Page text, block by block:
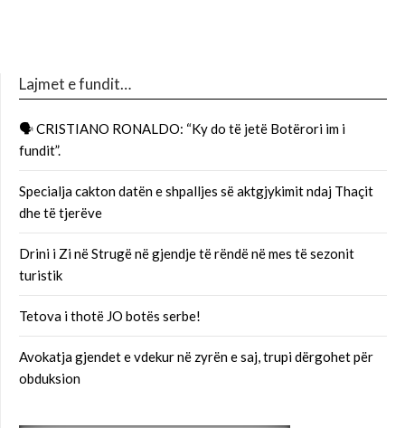
Lajmet e fundit…
🗣 CRISTIANO RONALDO: “Ky do të jetë Botërori im i
fundit”.
Specialja cakton datën e shpalljes së aktgjykimit ndaj Thaçit
dhe të tjerëve
Drini i Zi në Strugë në gjendje të rëndë në mes të sezonit
turistik
Tetova i thotë JO botës serbe!
Avokatja gjendet e vdekur në zyrën e saj, trupi dërgohet për
obduksion